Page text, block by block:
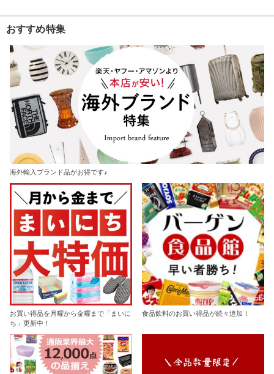
おすすめ特集
海外輸入ブランド品がお得です♪
お買い得品を月曜から金曜まで「まいに
ち」更新中！
食品飲料のお買い得品が続々追加！